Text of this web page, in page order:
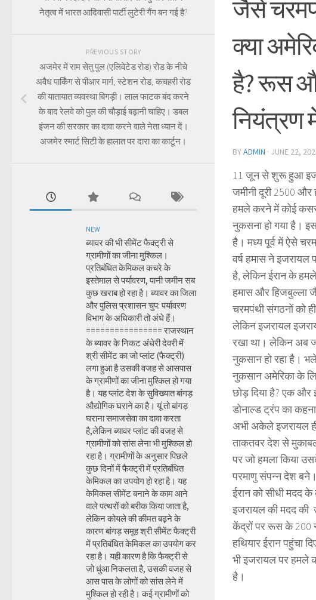
जैसे
क्या
है? रूस
नियंत्रण
BYADMIN · JUNE 22,
11 जून से शुरू हुआ
जमीनी दूरी 2500 और
हमले करने में कोई कसर
नुकसना हो गया है।
है। मध्य पूर्व में ऐसे
वर्ष हमास ने इजरायल
है, लेकिन ईरान के
हमास और हिजबुल्ला
चरमपंथी संगठनों को
लेकिन इजरायल
रखा था। लेकिन अब
नुकसान हो रहा है।
नुकसान अमेरिका के
छोड़ दिया है? एक और
डोनाल्ड ट्रंप का
अभी अकेले इजरायल
ताकतवर देश से
पर जो हमला किया
परमाणु संपन्न देश
ईरान को सीधी मदद
इजरायल की मदद की
केंद्रों पर रूस के 200
हथियार ईरान पहुंचा
भी इजरायल पर हमले
है।
नेतृत्व में भारत आदिवासी पार्टी लुटेरी गैंग बन गई है?
PREVIOUS STORY
अजमेर में राम सेतु पुल (एलिवेटेड रोड) रोड के नीचे
अवैध पार्किंग से पीआर मार्ग, स्टेशन रोड, कचहरी रोड
की यातायात व्यवस्था बिगड़ी। लाल फाटक बंद करने
के बाद रेलवे को पुल की चौड़ाई बढ़ानी चाहिए। डबल
इंजन की सरकार का दावा करने वाले नेता ध्यान दें।
अजमेर स्मार्ट सिटी के हालात पर दारा का कार्टून।
NEW
ब्यावर की भी सीमेंट फैक्ट्री से
ग्रामीणों का जीना मुश्किल।
प्रतिबंधित केमिकल कचरे के
इस्तेमाल से पर्यावरण, पानी जमीन सब
कुछ खराब हो रहा है। ब्यावर का जिला
और पुलिस प्रशासन चुप: पर्यावरण
विभाग के अधिकारी तो अंधे हैं।
================ राजस्थान
के ब्यावर के निकट अंधेरी देवरी में
श्री सीमेंट का जो प्लांट (फैक्ट्री)
लगा हुआ है उसकी वजह से आसपास
के ग्रामीणों का जीना मुश्किल हो गया
है। यह प्लांट देश के सुविख्यात बांगड़
औद्योगिक घराने का है। यूं तो बांगड़
घराना समाजसेवा का दावा करता
है,लेकिन ब्यावर प्लांट की वजह से
ग्रामीणों को सांस लेना भी मुश्किल हो
रहा है। ग्रामीणों के अनुसार पिछले
कुछ दिनों में फैक्ट्री में प्रतिबंधित
केमिकल का उपयोग हो रहा है। यह
केमिकल सीमेंट बनाने के काम आने
वाले पत्थरों को बरीक किया जाता है,
लेकिन कोयले की कीमत बढ़ने के
कारण बांगड़ समूह श्री सीमेंट फैक्ट्री
में प्रतिबंधित केमिकल का उपयोग कर
रहा है। यही कारण है कि फैक्ट्री से
जो धुंआ निकलता है, उसकी वजह से
आस पास के लोगों को सांस लेने में
मुश्किल हो रही है। कई ग्रामीणों को